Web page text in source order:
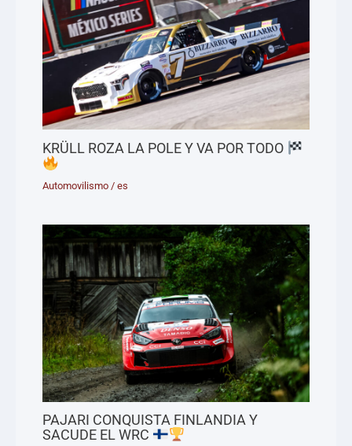
KRÜLL ROZA LA POLE Y VA POR TODO
Automovilismo /es
PAJARI CONQUISTA FINLANDIA Y
SACUDE EL WRC